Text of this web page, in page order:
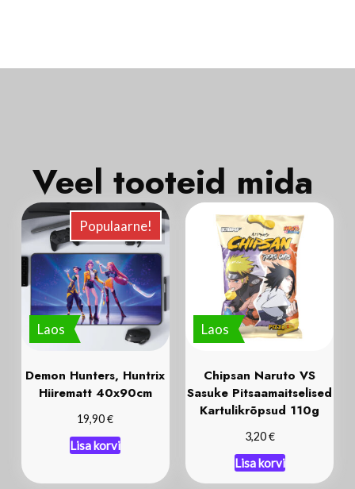
Veel tooteid mida
Laos
Populaarne!
Demon Hunters, Huntrix
Hiirematt 40x90cm
19,90€
Lisa korvi
Laos
Chipsan Naruto VS
Sasuke Pitsaamaitselised
Kartulikrõpsud 110g
3,20€
Lisa korvi